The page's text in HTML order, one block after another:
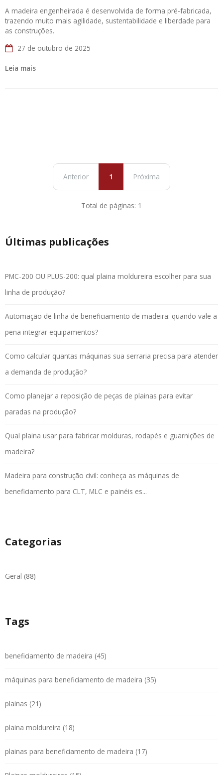
A madeira engenheirada é desenvolvida de forma pré-fabricada,
trazendo muito mais agilidade, sustentabilidade e liberdade para
as construções.
27 de outubro de 2025
Leia mais
Anterior 1 Próxima
Total de páginas: 1
Últimas publicações
PMC-200 OU PLUS-200: qual plaina moldureira escolher para sua
linha de produção?
Automação de linha de beneficiamento de madeira: quando vale a
pena integrar equipamentos?
Como calcular quantas máquinas sua serraria precisa para atender
a demanda de produção?
Como planejar a reposição de peças de plainas para evitar
paradas na produção?
Qual plaina usar para fabricar molduras, rodapés e guarnições de
madeira?
Madeira para construção civil: conheça as máquinas de
beneficiamento para CLT, MLC e painéis es...
Categorias
Geral (88)
Tags
beneficiamento de madeira (45)
máquinas para beneficiamento de madeira (35)
plainas (21)
plaina moldureira (18)
plainas para beneficiamento de madeira (17)